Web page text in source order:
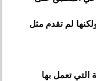
لم تقدم مثل
التي تعمل بها